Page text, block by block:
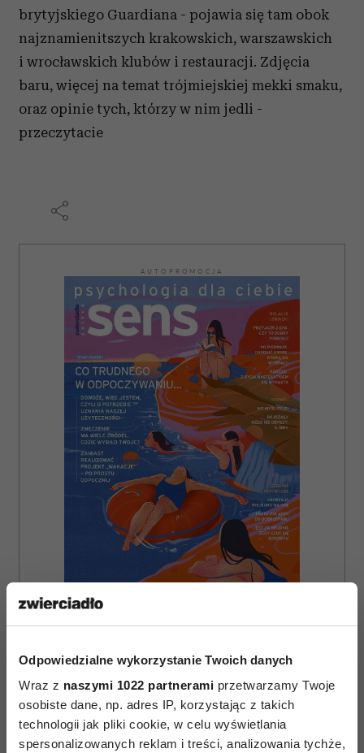
Odpowiedzialne wykorzystanie Twoich danych
Wraz z naszymi 1022 partnerami przetwarzamy Twoje
osobiste dane, np. adres IP, korzystając z takich
technologii jak pliki cookie, w celu wyświetlania
spersonalizowanych reklam i treści, analizowania tychże,
brytyjskiego Guardiana - pojawia się tam obok
najznamienitszych krakowskich, warszawskich
i wrocławskich klubów i restauracji. Zdjęcia
baru, więcej na temat trójmiejskiej mekki smaku,
oraz opinie tych, którzy w nim jedli -
przeczytacie
AUTOPROMOCJA
WYDANIE DRUKOWANE
E-WYDANIE